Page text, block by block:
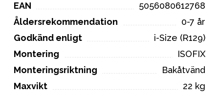
EAN
5056080612768
Åldersrekommendation
0-7 år
Godkänd enligt
i-Size (R129)
Montering
ISOFIX
Monteringsriktning
Bakåtvänd
Maxvikt
22 kg